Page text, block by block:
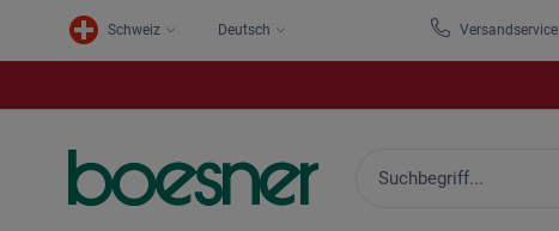
Schweiz Deutsch Versandservice